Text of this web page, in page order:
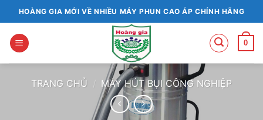
qua
nội
dung
HOÀNG GIA MỚI VỀ NHIỀU MÁY PHUN CAO ÁP CHÍNH HÃNG
0
TRANG CHỦ / MÁY HÚT BỤI CÔNG NGHIỆP